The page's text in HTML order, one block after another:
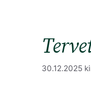
30.12.2025